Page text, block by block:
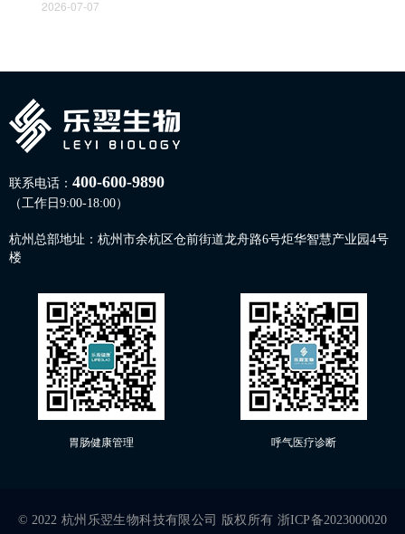
2026-07-07
联系电话： 400-600-9890
（工作日9:00-18:00）
杭州总部地址：杭州市余杭区仓前街道龙舟路6号炬华智慧产业园4号
楼
胃肠健康管理 呼气医疗诊断
© 2022 杭州乐翌生物科技有限公司 版权所有 浙ICP备2023000020